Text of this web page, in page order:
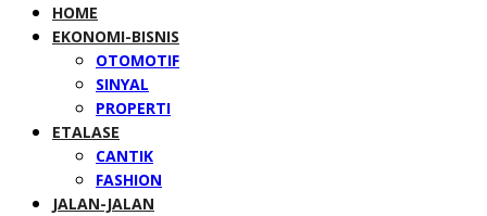
HOME
EKONOMI-BISNIS
OTOMOTIF
SINYAL
PROPERTI
ETALASE
CANTIK
FASHION
JALAN-JALAN